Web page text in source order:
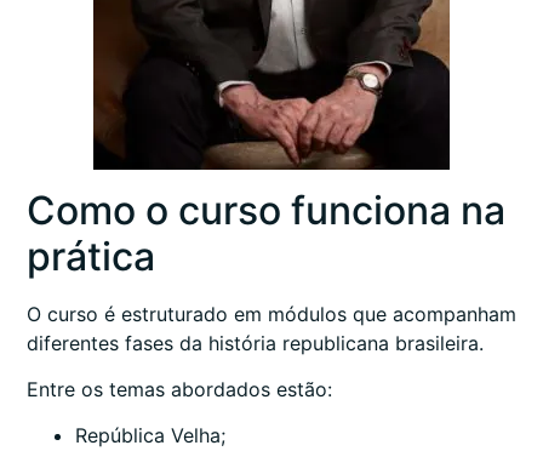
Como o curso funciona na
prática
O curso é estruturado em módulos que acompanham
diferentes fases da história republicana brasileira.
Entre os temas abordados estão:
República Velha;